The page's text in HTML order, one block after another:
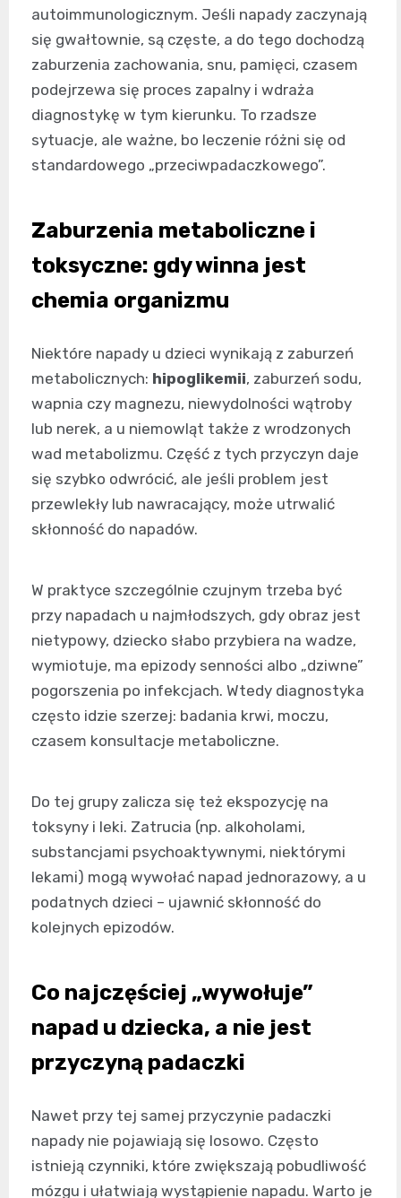
autoimmunologicznym. Jeśli napady zaczynają
się gwałtownie, są częste, a do tego dochodzą
zaburzenia zachowania, snu, pamięci, czasem
podejrzewa się proces zapalny i wdraża
diagnostykę w tym kierunku. To rzadsze
sytuacje, ale ważne, bo leczenie różni się od
standardowego „przeciwpadaczkowego”.
Zaburzenia metaboliczne i
toksyczne: gdy winna jest
chemia organizmu
Niektóre napady u dzieci wynikają z zaburzeń
metabolicznych: hipoglikemii, zaburzeń sodu,
wapnia czy magnezu, niewydolności wątroby
lub nerek, a u niemowląt także z wrodzonych
wad metabolizmu. Część z tych przyczyn daje
się szybko odwrócić, ale jeśli problem jest
przewlekły lub nawracający, może utrwalić
skłonność do napadów.
W praktyce szczególnie czujnym trzeba być
przy napadach u najmłodszych, gdy obraz jest
nietypowy, dziecko słabo przybiera na wadze,
wymiotuje, ma epizody senności albo „dziwne”
pogorszenia po infekcjach. Wtedy diagnostyka
często idzie szerzej: badania krwi, moczu,
czasem konsultacje metaboliczne.
Do tej grupy zalicza się też ekspozycję na
toksyny i leki. Zatrucia (np. alkoholami,
substancjami psychoaktywnymi, niektórymi
lekami) mogą wywołać napad jednorazowy, a u
podatnych dzieci – ujawnić skłonność do
kolejnych epizodów.
Co najczęściej „wywołuje”
napad u dziecka, a nie jest
przyczyną padaczki
Nawet przy tej samej przyczynie padaczki
napady nie pojawiają się losowo. Często
istnieją czynniki, które zwiększają pobudliwość
mózgu i ułatwiają wystąpienie napadu. Warto je